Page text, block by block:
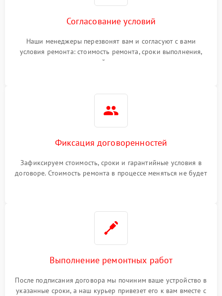
Согласование условий
Наши менеджеры перезвонят вам и согласуют с вами
условия ремонта: стоимость ремонта, сроки выполнения,
гарантийные условия
Фиксация договоренностей
Зафиксируем стоимость, сроки и гарантийные условия в
договоре. Стоимость ремонта в процессе меняться не будет
Выполнение ремонтных работ
После подписания договора мы починим ваше устройство в
указанные сроки, а наш курьер привезет его к вам вместе с